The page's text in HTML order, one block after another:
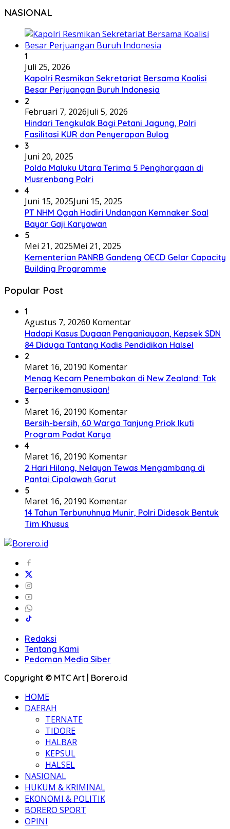
NASIONAL
1
Juli 25, 2026
Kapolri Resmikan Sekretariat Bersama Koalisi
Besar Perjuangan Buruh Indonesia
2
Februari 7, 2026Juli 5, 2026
Hindari Tengkulak Bagi Petani Jagung, Polri
Fasilitasi KUR dan Penyerapan Bulog
3
Juni 20, 2025
Polda Maluku Utara Terima 5 Penghargaan di
Musrenbang Polri
4
Juni 15, 2025Juni 15, 2025
PT NHM Ogah Hadiri Undangan Kemnaker Soal
Bayar Gaji Karyawan
5
Mei 21, 2025Mei 21, 2025
Kementerian PANRB Gandeng OECD Gelar Capacity
Building Programme
Popular Post
1
Agustus 7, 20260 Komentar
Hadapi Kasus Dugaan Penganiayaan, Kepsek SDN
84 Diduga Tantang Kadis Pendidikan Halsel
2
Maret 16, 20190 Komentar
Menag Kecam Penembakan di New Zealand: Tak
Berperikemanusiaan!
3
Maret 16, 20190 Komentar
Bersih-bersih, 60 Warga Tanjung Priok Ikuti
Program Padat Karya
4
Maret 16, 20190 Komentar
2 Hari Hilang, Nelayan Tewas Mengambang di
Pantai Cipalawah Garut
5
Maret 16, 20190 Komentar
14 Tahun Terbunuhnya Munir, Polri Didesak Bentuk
Tim Khusus
Redaksi
Tentang Kami
Pedoman Media Siber
Copyright © MTC Art | Borero.id
HOME
DAERAH
TERNATE
TIDORE
HALBAR
KEPSUL
HALSEL
NASIONAL
HUKUM & KRIMINAL
EKONOMI & POLITIK
BORERO SPORT
OPINI